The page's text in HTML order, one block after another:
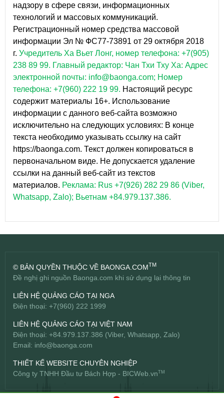
надзору в сфере связи, информационных
технологий и массовых коммуникаций.
Регистрационный номер средства массовой
информации Эл № ФС77-73891 от 29 октября 2018
г. Учредитель Ха Вьет Лонг, номер телефона: +7(905)
238 89 99. Главный редактор: Чан Тхи Тху Ха: Адрес
электронной почты: info@baonga.com; Номер
телефона: +7(960) 222 19 99. Настоящий ресурс
содержит материалы 16+. Использование
информации с данного веб-сайта возможно
исключительно на следующих условиях: В конце
текста необходимо указывать ссылку на сайт
https://baonga.com. Текст должен копироваться в
первоначальном виде. Не допускается удаление
ссылки на данный веб-сайт из текстов
материалов. Реклама: Rus +7(926) 282 29 86 (Viber,
Whatsapp, Zalo); Вьетнам +84.979.137.386.
© BẢN QUYỀN THUỘC VỀ BAONGA.COMTM
Đề nghị ghi nguồn Baonga.com khi sử dụng lại thông tin
LIÊN HỆ QUẢNG CÁO TẠI NGA
Điện thoại: +7(960) 222 1999
LIÊN HỆ QUẢNG CÁO TẠI VIỆT NAM
Điện thoại: +84.979.137.386 (Viber, Whatsapp, Zalo)
Email: info@baonga.com
THIẾT KẾ WEBSITE CHUYÊN NGHIỆP
Công ty TNHH Đầu tư Bách Hợp - BICWeb.vnTM